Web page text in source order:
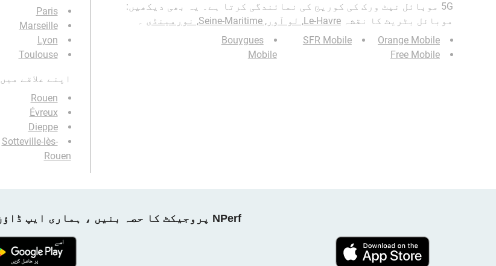
5G موبائل نیٹ ورک کی کوریج کی نمائندگی کرتا ہے۔ یہ بھی دیکھیں:
موبائل بٹریٹ کا نقشہ Le-Havre, لو آور, Seine-Maritime, نورمینڈی
۔
Orange Mobile
Free Mobile
SFR Mobile
Bouygues
Mobile
Paris
Marseille
Lyon
Toulouse
اپنے علاقے میں 3G/4G/5G موبائل نیٹ ورک کوریج بھی دیکھیں:
Rouen
Évreux
Dieppe
Sotteville-lès-
Rouen
NPerf پروجیکٹ کا حصہ بنیں ، ہماری ایپ ڈاؤن لوڈ کریں!